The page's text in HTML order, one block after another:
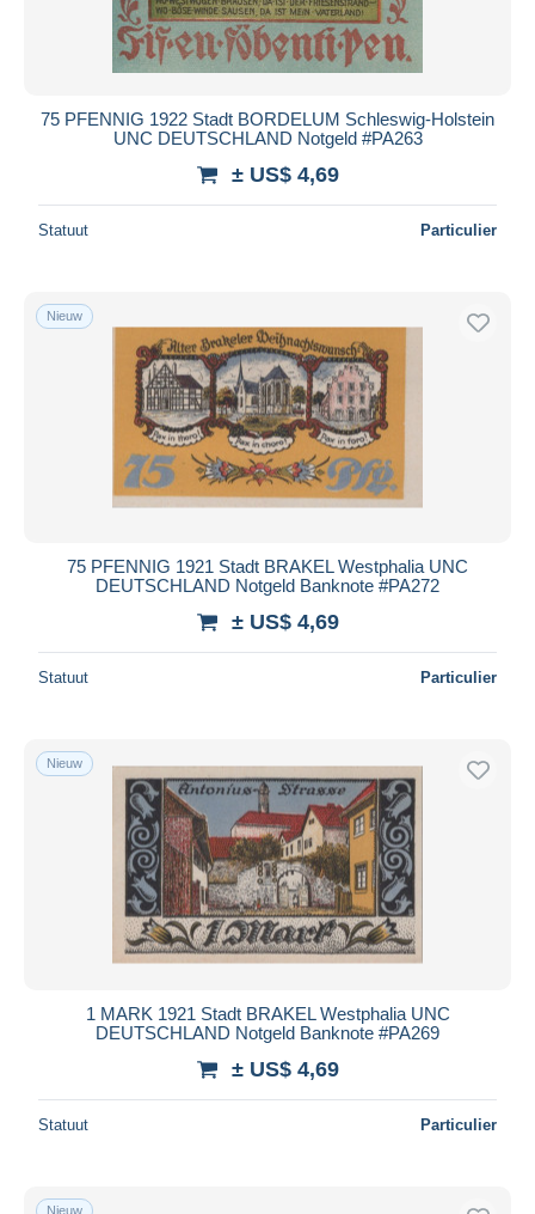
75 PFENNIG 1922 Stadt BORDELUM Schleswig-Holstein
UNC DEUTSCHLAND Notgeld #PA263
± US$ 4,69
Statuut Particulier
Nieuw
75 PFENNIG 1921 Stadt BRAKEL Westphalia UNC
DEUTSCHLAND Notgeld Banknote #PA272
± US$ 4,69
Statuut Particulier
Nieuw
1 MARK 1921 Stadt BRAKEL Westphalia UNC
DEUTSCHLAND Notgeld Banknote #PA269
± US$ 4,69
Statuut Particulier
Nieuw